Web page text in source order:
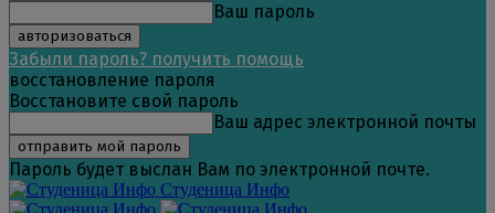
Ваш пароль
Забыли пароль? получить помощь
восстановление пароля
Восстановите свой пароль
Ваш адрес электронной почты
Пароль будет выслан Вам по электронной почте.
Студеница Инфо